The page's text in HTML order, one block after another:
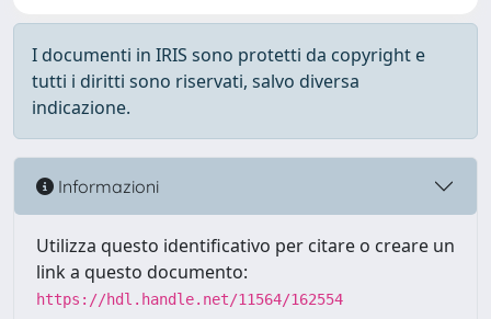
I documenti in IRIS sono protetti da copyright e
tutti i diritti sono riservati, salvo diversa
indicazione.
Informazioni
Utilizza questo identificativo per citare o creare un
link a questo documento:
https://hdl.handle.net/11564/162554